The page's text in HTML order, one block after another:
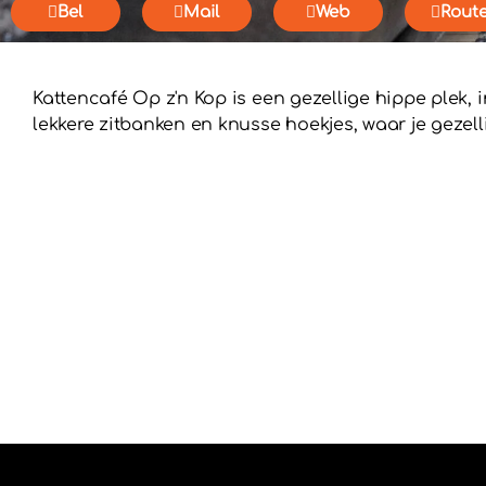
Bel Mail Web
Kattencafé Op z'n Kop is een gezellige hippe
lekkere zitbanken en knusse hoekjes, waar je